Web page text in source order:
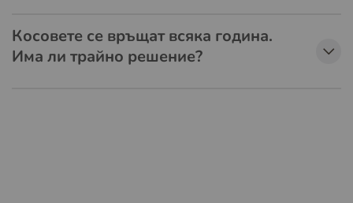
Косовете се връщат всяка година.
Има ли трайно решение?